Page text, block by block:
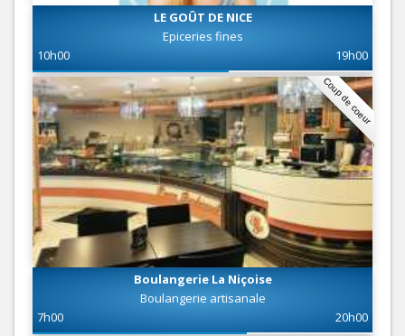
LE GOÛT DE NICE
Epiceries fines
10h00
19h00
Coup de coeur
Boulangerie La Niçoise
Boulangerie artisanale
7h00
20h00